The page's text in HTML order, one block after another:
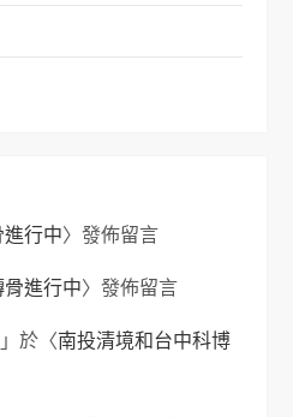
進行中〉發佈留言
骨進行中〉發佈留言
」於〈南投清境和台中科博